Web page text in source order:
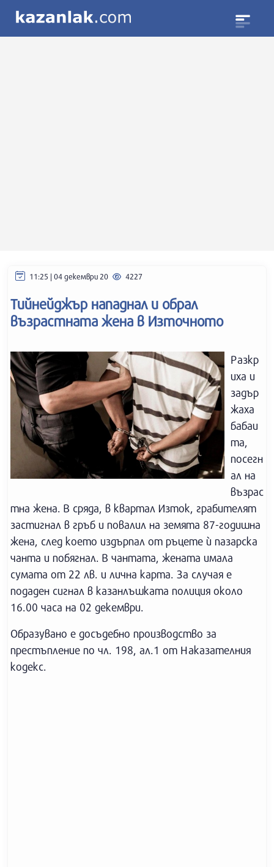
11:25 | 04 декември 20 4227
Тийнейджър нападнал и обрал
възрастната жена в Източното
Разкр
иха и
задър
жаха
бабаи
та,
посегн
ал на
възрас
тна жена. В сряда, в квартал Изток, грабителят
застигнал в гръб и повалил на земята 87-годишна
жена, след което издърпал от ръцете ѝ пазарска
чанта и побягнал. В чантата, жената имала
сумата от 22 лв. и лична карта. За случая е
подаден сигнал в казанлъшката полиция около
16.00 часа на 02 декември.
Образувано е досъдебно производство за
престъпление по чл. 198, ал.1 от Наказателния
кодекс.